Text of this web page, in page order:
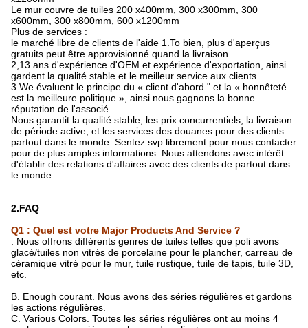
Le mur couvre de tuiles 200 x400mm, 300 x300mm, 300
x600mm, 300 x800mm, 600 x1200mm
Plus de services :
le marché libre de clients de l'aide 1.To bien, plus d'aperçus
gratuits peut être approvisionné quand la livraison.
2,13 ans d'expérience d'OEM et expérience d'exportation, ainsi
gardent la qualité stable et le meilleur service aux clients.
3.We évaluent le principe du « client d'abord " et la « honnêteté
est la meilleure politique », ainsi nous gagnons la bonne
réputation de l'associé.
Nous garantit la qualité stable, les prix concurrentiels, la livraison
de période active, et les services des douanes pour des clients
partout dans le monde. Sentez svp librement pour nous contacter
pour de plus amples informations. Nous attendons avec intérêt
d'établir des relations d'affaires avec des clients de partout dans
le monde.
2.FAQ
Q1 : Quel est votre Major Products And Service ?
: Nous offrons différents genres de tuiles telles que poli avons
glacé/tuiles non vitrés de porcelaine pour le plancher, carreau de
céramique vitré pour le mur, tuile rustique, tuile de tapis, tuile 3D,
etc.
B. Enough courant. Nous avons des séries régulières et gardons
les actions régulières.
C. Various Colors. Toutes les séries régulières ont au moins 4